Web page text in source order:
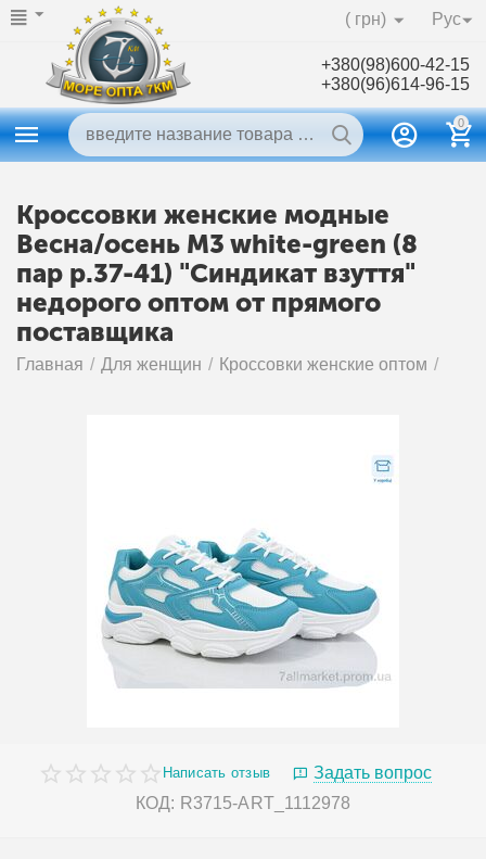
Рус
( грн)
+380(98)600-42-15
+380(96)614-96-15
0
Кроссовки женские модные
Весна/осень M3 white-green (8
пар р.37-41) "Синдикат взуття"
недорого оптом от прямого
поставщика
Главная / Для женщин / Кроссовки женские оптом /
Написать отзыв
Задать вопрос
КОД: R3715-ART_1112978